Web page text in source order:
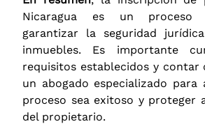
Nicaragua es un proceso
garantizar la seguridad
inmuebles. Es importante
requisitos establecidos y contar
un abogado especializado para
proceso sea exitoso y proteger
del propietario.